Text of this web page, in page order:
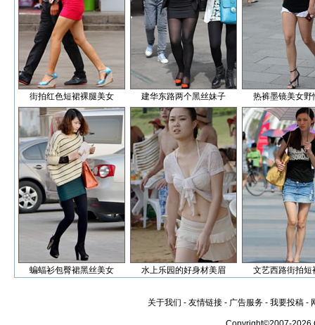
街拍红色短裙裸腿美女 建华东路两个黑丝妹子 热裤墨镜美女野
蝙蝠衫包臀裙黑丝美女 水上乐园的好身材美眉 文艺西路街拍短
关于我们 - 友情链接 - 广告服务 - 我要投稿 -